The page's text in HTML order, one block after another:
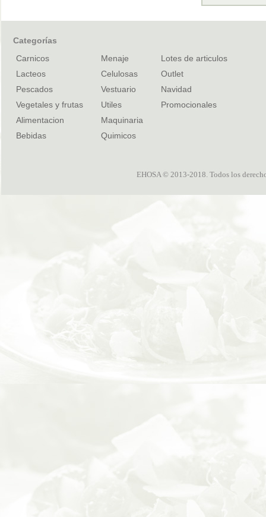
Categorías
Carnicos
Lacteos
Pescados
Vegetales y frutas
Alimentacion
Bebidas
Menaje
Celulosas
Vestuario
Utiles
Maquinaria
Quimicos
Lotes de articulos
Outlet
Navidad
Promocionales
EHOSA © 2013-2018. Todos los